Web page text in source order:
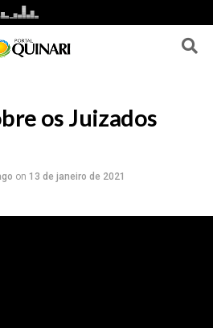
os Juizados
on 13 de janeiro de 2021